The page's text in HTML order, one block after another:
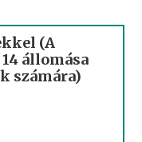
(A
állomása
számára)